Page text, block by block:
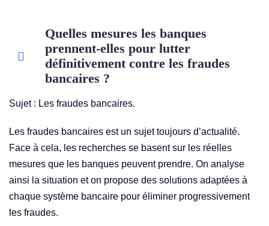
Quelles mesures les banques
prennent-elles pour lutter
définitivement contre les fraudes
bancaires ?
Sujet : Les fraudes bancaires.
Les fraudes bancaires est un sujet toujours d’actualité.
Face à cela, les recherches se basent sur les réelles
mesures que les banques peuvent prendre. On analyse
ainsi la situation et on propose des solutions adaptées à
chaque système bancaire pour éliminer progressivement
les fraudes.